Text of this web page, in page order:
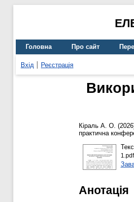
Головна Про сайт
Вхід Реєстрація
Кіраль А. О.
практична
1.pdf
Анотація